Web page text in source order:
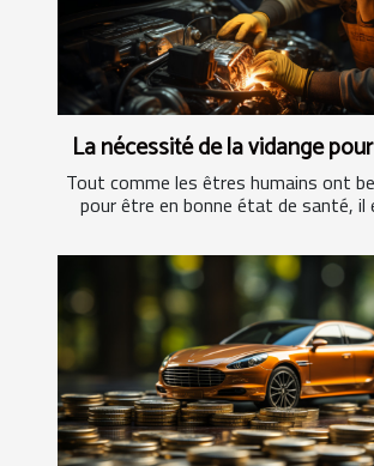
La nécessité de la vidange
Tout comme les êtres humains ont
pour être en bonne état de santé, il